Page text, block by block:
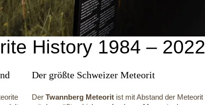
History 1984 – 2022
Der größte Schweizer Meteorit
DerTwannberg Meteorit ist mit Abstand der Meteorit